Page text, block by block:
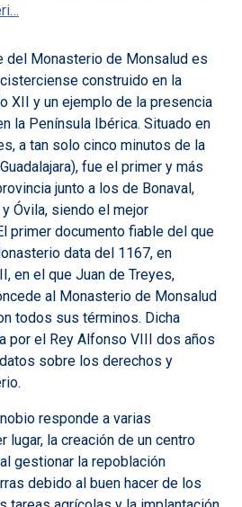
del Monasterio de Monsalud es
construido en la
XII y un ejemplo de la presencia
la Península Ibérica. Situado en
a tan solo cinco minutos de la
fue el primer y más
junto a los de Bonaval,
Óvila, siendo el mejor
primer documento fiable del que
data del 1167, en
en el que Juan de Treyes,
al Monasterio de Monsalud
todos sus términos. Dicha
por el Rey Alfonso VIII dos años
sobre los derechos y
responde a varias
lugar, la creación de un centro
gestionar la repoblación
debido al buen hacer de los